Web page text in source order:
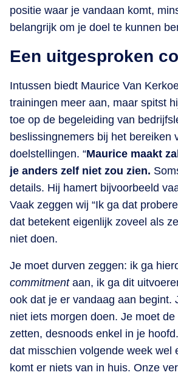
positie waar je vandaan komt,
belangrijk om je doel te kunnen
Een uitgesproken
Intussen biedt Maurice Van
trainingen meer aan, maar spitst
toe op de begeleiding van
beslissingnemers bij het bereiken
doelstellingen. “Maurice maakt
je anders zelf niet zou zien.
details. Hij hamert bijvoorbeeld
Vaak zeggen wij “Ik ga dat
dat betekent eigenlijk zoveel als
niet doen.
Je moet durven zeggen: ik ga
commitment aan, ik ga dit
ook dat je er vandaag aan begint.
niet iets morgen doen. Je moet
zetten, desnoods enkel in je
dat misschien volgende week wel
komt er niets van in huis. Onze